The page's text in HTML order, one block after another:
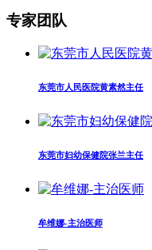
专家团队
东莞市人民医院黄素然主任
东莞市妇幼保健院张兰主任
牟维娜-主治医师